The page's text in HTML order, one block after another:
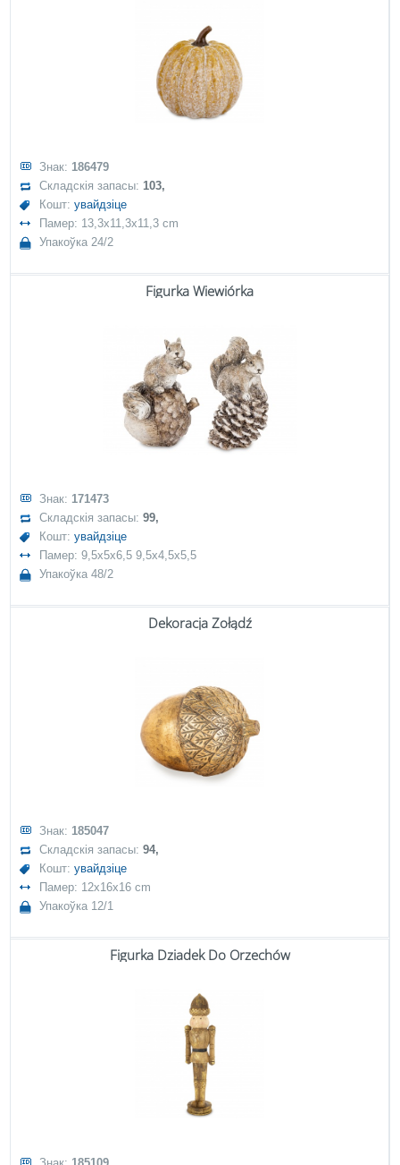
Знак: 186479
Складскія запасы:103,
Кошт:увайдзіце
Памер: 13,3x11,3x11,3 cm
Упакоўка 24/2
Figurka Wiewiórka
Знак: 171473
Складскія запасы:99,
Кошт:увайдзіце
Памер: 9,5x5x6,5 9,5x4,5x5,5
Упакоўка 48/2
Dekoracja Żołądź
Знак: 185047
Складскія запасы:94,
Кошт:увайдзіце
Памер: 12x16x16 cm
Упакоўка 12/1
Figurka Dziadek Do Orzechów